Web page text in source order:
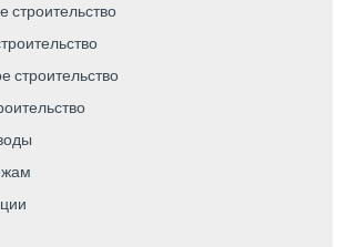
строительство